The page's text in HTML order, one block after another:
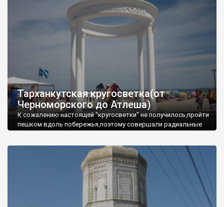
Тарханкутская кругосветка(от
Черноморского до Атлеша)
К сожалению настоящей "кругосветки" не получилось,пройти
пешком вдоль побережья,поэтому совершали радиальные